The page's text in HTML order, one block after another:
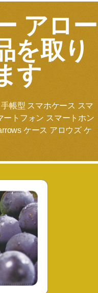
アロー
を取り
す
帳型 スマホケース スマ
ートフォン スマートホン
ケース アロウズ ケ